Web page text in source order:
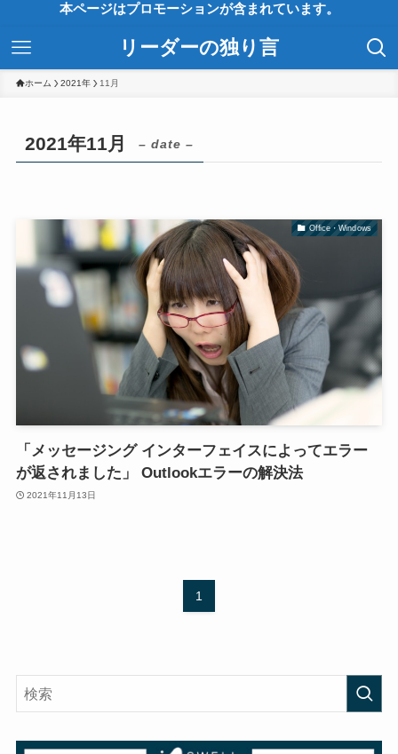
本ページはプロモーションが含まれています。
リーダーの独り言
ホーム 2021年 11月
2021年11月 – date –
Office・Windows
「メッセージング インターフェイスによってエラー
が返されました」 Outlookエラーの解決法
2021年11月13日
1